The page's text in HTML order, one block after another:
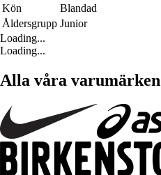
Kön
Blandad
Åldersgrupp Junior
Loading...
Loading...
Alla våra varumärken